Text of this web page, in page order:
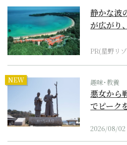
静かな波
が広がり
PR(星野リ
NEW 趣味･教養
悪女から
でピーク
2026/08/02